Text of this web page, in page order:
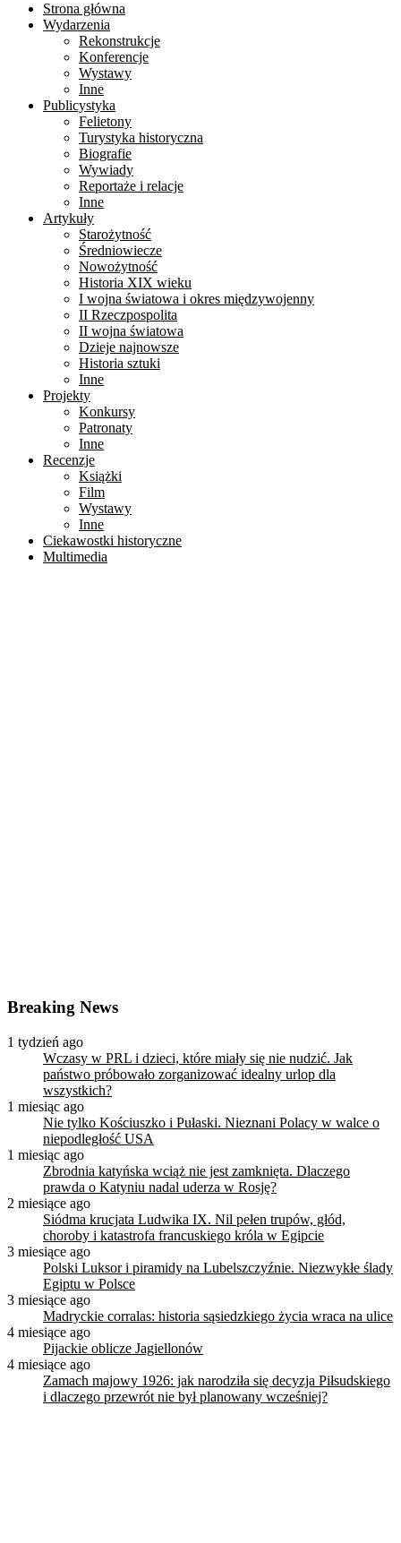
Strona główna
Wydarzenia
Rekonstrukcje
Konferencje
Wystawy
Inne
Publicystyka
Felietony
Turystyka historyczna
Biografie
Wywiady
Reportaże i relacje
Inne
Artykuły
Starożytność
Średniowiecze
Nowożytność
Historia XIX wieku
I wojna światowa i okres międzywojenny
II Rzeczpospolita
II wojna światowa
Dzieje najnowsze
Historia sztuki
Inne
Projekty
Konkursy
Patronaty
Inne
Recenzje
Książki
Film
Wystawy
Inne
Ciekawostki historyczne
Multimedia
Breaking News
1 tydzień ago
Wczasy w PRL i dzieci, które miały się nie nudzić. Jak
państwo próbowało zorganizować idealny urlop dla
wszystkich?
1 miesiąc ago
Nie tylko Kościuszko i Pułaski. Nieznani Polacy w walce o
niepodległość USA
1 miesiąc ago
Zbrodnia katyńska wciąż nie jest zamknięta. Dlaczego
prawda o Katyniu nadal uderza w Rosję?
2 miesiące ago
Siódma krucjata Ludwika IX. Nil pełen trupów, głód,
choroby i katastrofa francuskiego króla w Egipcie
3 miesiące ago
Polski Luksor i piramidy na Lubelszczyźnie. Niezwykłe ślady
Egiptu w Polsce
3 miesiące ago
Madryckie corralas: historia sąsiedzkiego życia wraca na ulice
4 miesiące ago
Pijackie oblicze Jagiellonów
4 miesiące ago
Zamach majowy 1926: jak narodziła się decyzja Piłsudskiego
i dlaczego przewrót nie był planowany wcześniej?